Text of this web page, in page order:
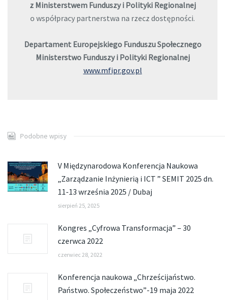
z Ministerstwem Funduszy i Polityki Regionalnej
o współpracy partnerstwa na rzecz dostępności.
Departament Europejskiego Funduszu Społecznego
Ministerstwo Funduszy i Polityki Regionalnej
www.mfipr.gov.pl
Podobne wpisy
V Międzynarodowa Konferencja Naukowa
„Zarządzanie Inżynierią i ICT ” SEMIT 2025 dn.
11-13 września 2025 / Dubaj
sierpień 25, 2025
Kongres „Cyfrowa Transformacja” – 30
czerwca 2022
czerwiec 28, 2022
Konferencja naukowa „Chrześcijaństwo.
Państwo. Społeczeństwo”-19 maja 2022